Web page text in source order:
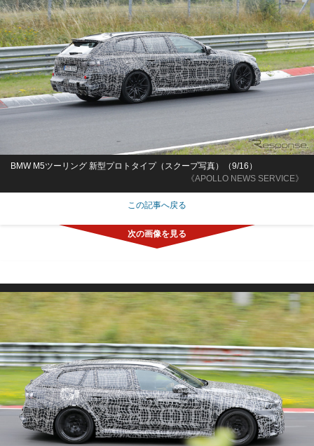
《APOLLO NEWS SERVICE》
BMW M5ツーリング 新型プロトタイプ（スクープ写真）（9/16）
この記事へ戻る